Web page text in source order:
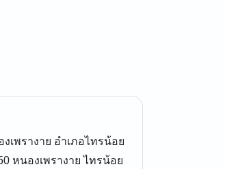
เพรางาย อำเภอไทรน้อย
หนองเพรางาย ไทรน้อย